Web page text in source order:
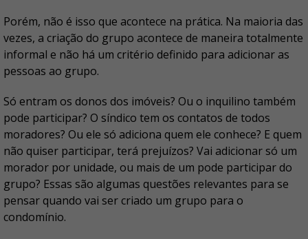
Porém, não é isso que acontece na prática. Na maioria das
vezes, a criação do grupo acontece de maneira totalmente
informal e não há um critério definido para adicionar as
pessoas ao grupo.
Só entram os donos dos imóveis? Ou o inquilino também
pode participar? O síndico tem os contatos de todos
moradores? Ou ele só adiciona quem ele conhece? E quem
não quiser participar, terá prejuízos? Vai adicionar só um
morador por unidade, ou mais de um pode participar do
grupo? Essas são algumas questões relevantes para se
pensar quando vai ser criado um grupo para o
condomínio.